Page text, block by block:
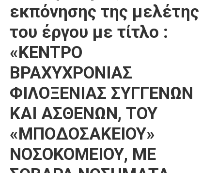
εκπόνησης της μελέτης
του έργου με τίτλο :
«ΚΕΝΤΡΟ
ΒΡΑΧΥΧΡΟΝΙΑΣ
ΦΙΛΟΞΕΝΙΑΣ ΣΥΓΓΕΝΩΝ
ΚΑΙ ΑΣΘΕΝΩΝ, ΤΟΥ
«ΜΠΟΔΟΣΑΚΕΙΟΥ»
ΝΟΣΟΚΟΜΕΙΟΥ, ΜΕ